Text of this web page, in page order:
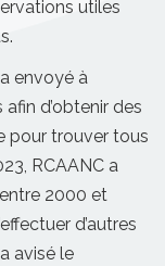
utiles
envoyé à
d’obtenir des
pour trouver tous
RCAANC a
2000 et
d’autres
avisé le